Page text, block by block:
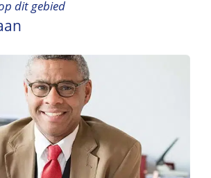
dit gebied